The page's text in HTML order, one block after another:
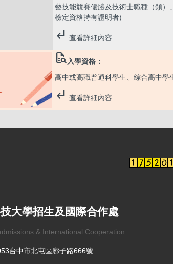
藝技能競賽優勝及技術士職種（類）
檢定資格持有證明者)
subdirectory_arrow_left 查看詳細內容
quick_reference_all 入學資格：
高中或高職普通科學生、綜合高中學
subdirectory_arrow_left 查看詳細內容
大學招生及國際合作處
& International Cooperation
台中市北屯區廍子路666號